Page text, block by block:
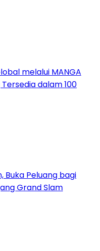
melalui MANGA
dalam 100
Buka Peluang bagi
Grand Slam